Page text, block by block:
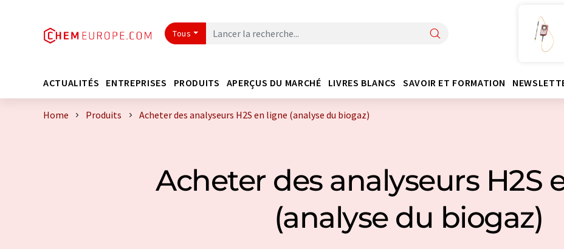
Tous
ACTUALITÉS ENTREPRISES PRODUITS APERÇUS DU MARCHÉ LIVRES BLANCS SAVOIR ET FORMATION
Home Produits Acheter des analyseurs H2S en ligne (analyse du biogaz)
Acheter des analyseurs H2S
(analyse du biogaz)